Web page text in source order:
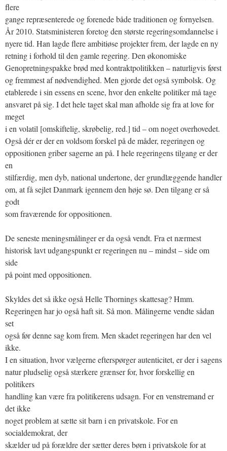
flere
gange repræsenterede og forenede både traditionen og fornyelsen.
År 2010. Statsministeren foretog den største regeringsomdannelse i
nyere tid. Han lagde flere ambitiøse projekter frem, der lagde en ny
retning i forhold til den gamle regering. Den økonomiske
Genopretningspakke brød med kontraktpolitikken – naturligvis først
og fremmest af nødvendighed. Men gjorde det også symbolsk. Og
etablerede i sin essens en scene, hvor den enkelte politiker må tage
ansvaret på sig. I det hele taget skal man afholde sig fra at love for
meget
i en volatil [omskiftelig, skrøbelig, red.] tid – om noget overhovedet.
Også dér er der en voldsom forskel på de måder, regeringen og
oppositionen griber sagerne an på. I hele regeringens tilgang er der
en
stilfærdig, men dyb, national undertone, der grundlæggende handler
om, at få sejlet Danmark igennem den høje sø. Den tilgang er så
godt
som fraværende for oppositionen.
De seneste meningsmålinger er da også vendt. Fra et nærmest
historisk lavt udgangspunkt er regeringen nu – mindst – side om
side
på point med oppositionen.
Skyldes det så ikke også Helle Thornings skattesag? Hmm.
Regeringen har jo også haft sit. Så mon. Målingerne vendte sådan
set
også før denne sag kom frem. Men skadet regeringen har den vel
ikke.
I en situation, hvor vælgerne efterspørger autenticitet, er der i sagens
natur pludselig også stærkere grænser for, hvor forskellig en
politikers
handling kan være fra politikerens udsagn. For en venstremand er
det ikke
noget problem at sætte sit barn i en privatskole. For en
socialdemokrat, der
skælder ud på forældre der sætter deres børn i privatskole for at